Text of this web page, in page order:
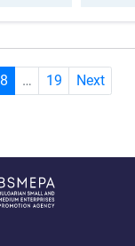
8(current)
… 19 Next